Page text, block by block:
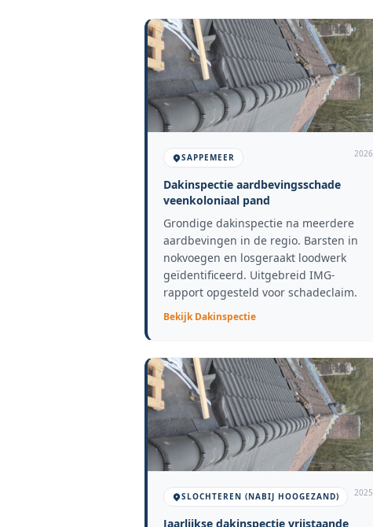
SAPPEMEER 2026
Dakinspectie aardbevingsschade
veenkoloniaal pand
Grondige dakinspectie na meerdere
aardbevingen in de regio. Barsten in
nokvoegen en losgeraakt loodwerk
geïdentificeerd. Uitgebreid IMG-
rapport opgesteld voor schadeclaim.
BekijkDakinspectie
SLOCHTEREN (NABIJ HOOGEZAND) 2025
Jaarlijkse dakinspectie vrijstaande